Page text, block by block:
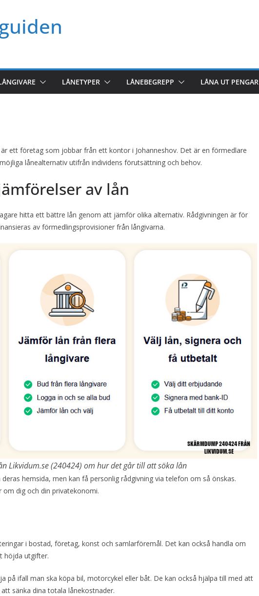
LÅNETYPER LÅNEBEGREPP LÅNA UT PENGAR
ett företag som jobbar från ett kontor i Johanneshov. Det är en förmedlare
lånealternativ utifrån individens förutsättning och behov.
av lån
hitta ett bättre lån genom att jämför olika alternativ. Rådgivningen är för
av förmedlingsprovisioner från långivarna.
Likvidum.se (240424) om hur det går till att söka lån
hemsida, men kan få personlig rådgivning via telefon om så önskas.
dig och din privatekonomi.
i bostad, företag, konst och samlarföremål. Det kan också handla om
höjda utgifter.
på ifall man ska köpa bil, motorcykel eller båt. De kan också hjälpa till med att
sänka dina totala lånekostnader.